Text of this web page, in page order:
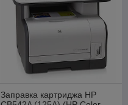
Заправка картриджа HP